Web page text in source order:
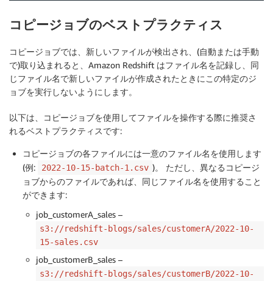
コピージョブのベストプラクティス
コピージョブでは、新しいファイルが検出され、(自動または手動
で)取り込まれると、Amazon Redshift はファイル名を記録し、同
じファイル名で新しいファイルが作成されたときにこの特定のジ
ョブを実行しないようにします。
以下は、コピージョブを使用してファイルを操作する際に推奨さ
れるベストプラクティスです:
コピージョブの各ファイルには一意のファイル名を使用します
(例:
2022-10-15-batch-1.csv )。 ただし、異なるコピージ
ョブからのファイルであれば、同じファイル名を使用すること
ができます:
job_customerA_sales –
s3://redshift-blogs/sales/customerA/2022-10-
15-sales.csv
job_customerB_sales –
s3://redshift-blogs/sales/customerB/2022-10-